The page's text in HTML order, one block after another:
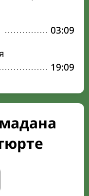
03:09
19:09